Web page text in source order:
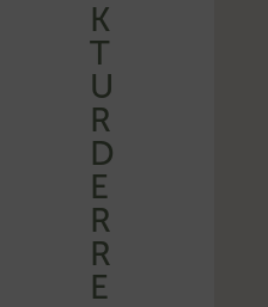
K
T
U
R
D
E
R
R
E